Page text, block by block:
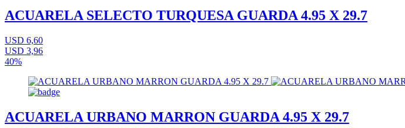
ACUARELA SELECTO TURQUESA GUARDA 4.95 X 29.7
USD 6,60
USD 3,96
40%
ACUARELA URBANO MARRON GUARDA 4.95 X 29.7